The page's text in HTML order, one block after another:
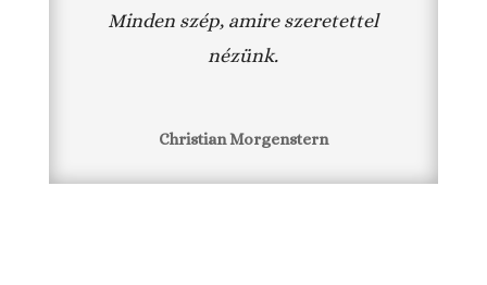
Minden szép, amire szeretettel
nézünk.
Christian Morgenstern